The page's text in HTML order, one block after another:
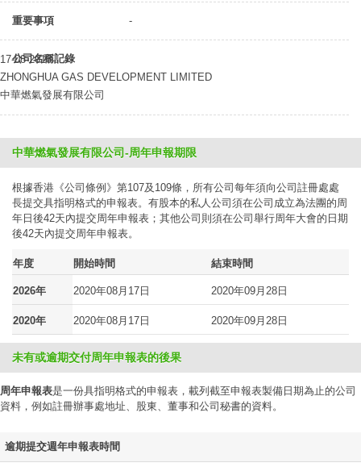
重要事項 -
公司名稱記錄
17-08-2018
ZHONGHUA GAS DEVELOPMENT LIMITED
中華燃氣發展有限公司
中華燃氣發展有限公司-周年申報期限
根據香港《公司條例》第107及109條，所有公司每年須向公司註冊處處
長提交具指明格式的申報表。有股本的私人公司須在公司成立為法團的周
年日後42天內提交周年申報表；其他公司則須在公司舉行周年大會的日期
後42天內提交周年申報表。
年度 開始時間 結束時間
2026年 2020年08月17日 2020年09月28日
2020年 2020年08月17日 2020年09月28日
未有或逾期交付周年申報表的後果
周年申報表是一份具指明格式的申報表，載列截至申報表製備日期為止的公司
資料，例如註冊辦事處地址、股東、董事和公司秘書的資料。
逾期提交週年申報表時間